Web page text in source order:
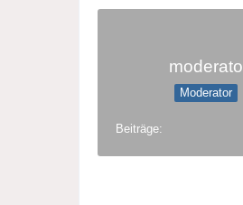
moderato
Moderator
Beiträge